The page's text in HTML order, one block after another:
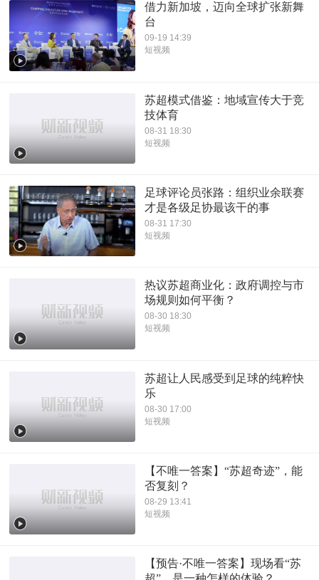
借力新加坡，迈向全球扩张新舞
台
09-19 14:39
短视频
苏超模式借鉴：地域宣传大于竞
技体育
08-31 18:30
短视频
足球评论员张路：组织业余联赛
才是各级足协最该干的事
08-31 17:30
短视频
热议苏超商业化：政府调控与市
场规则如何平衡？
08-30 18:30
短视频
苏超让人民感受到足球的纯粹快
乐
08-30 17:00
短视频
【不唯一答案】“苏超奇迹”，能
否复刻？
08-29 13:41
短视频
【预告·不唯一答案】现场看“苏